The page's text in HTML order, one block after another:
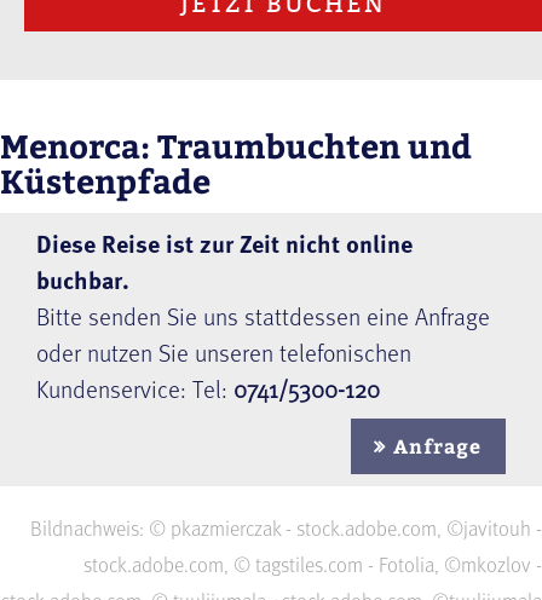
Menorca: Traumbuchten und
Küstenpfade
Diese Reise ist zur Zeit nicht online
buchbar.
Bitte senden Sie uns stattdessen eine Anfrage
oder nutzen Sie unseren telefonischen
Kundenservice: Tel: 0741/5300-120
Anfrage
Bildnachweis: © pkazmierczak - stock.adobe.com, ©javitouh -
stock.adobe.com, © tagstiles.com - Fotolia, ©mkozlov -